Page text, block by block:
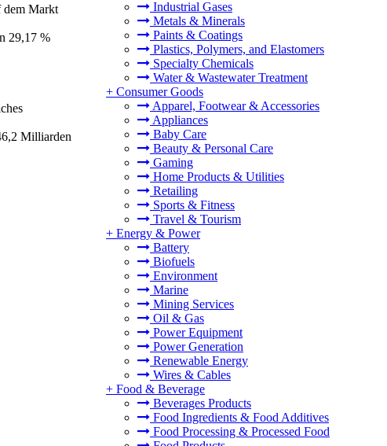
Industrial Gases
Metals & Minerals
Paints & Coatings
Plastics, Polymers, and Elastomers
Specialty Chemicals
Water & Wastewater Treatment
+ Consumer Goods
Apparel, Footwear & Accessories
Appliances
Baby Care
Beauty & Personal Care
Gaming
Home Products & Utilities
Retailing
Sports & Fitness
Travel & Tourism
+ Energy & Power
Battery
Biofuels
Environment
Marine
Mining Services
Oil & Gas
Power Equipment
Power Generation
Renewable Energy
Wires & Cables
+ Food & Beverage
Beverages Products
Food Ingredients & Food Additives
Food Processing & Processed Food
dem Markt
29,17 %
Milliarden